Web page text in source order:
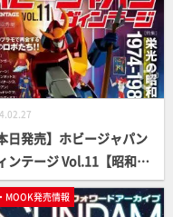
日発売】ホビージャパン
ンテージ Vol.11【昭和ス
ーロボット】
MOOK発売情報